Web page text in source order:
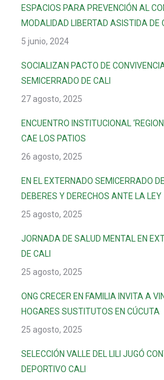
ESPACIOS PARA PREVENCIÓN AL
MODALIDAD LIBERTAD ASISTIDA DE
5 junio, 2024
SOCIALIZAN PACTO DE
SEMICERRADO DE CALI
27 agosto, 2025
ENCUENTRO INSTITUCIONAL
CAE LOS PATIOS
26 agosto, 2025
EN EL EXTERNADO SEMICERRADO
DEBERES Y DERECHOS ANTE LA LEY
25 agosto, 2025
JORNADA DE SALUD MENTAL EN
DE CALI
25 agosto, 2025
ONG CRECER EN FAMILIA INVITA A
HOGARES SUSTITUTOS EN CÚCUTA
25 agosto, 2025
SELECCIÓN VALLE DEL LILI JUGÓ
DEPORTIVO CALI